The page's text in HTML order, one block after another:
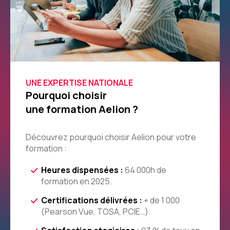
UNE EXPERTISE NATIONALE
Pourquoi choisir
une formation Aelion ?
Découvrez pourquoi choisir Aelion pour votre
formation :
Heures dispensées : 64 000h de
formation en 2025.
Certifications délivrées : + de 1 000
(Pearson Vue, TOSA, PCIE…).